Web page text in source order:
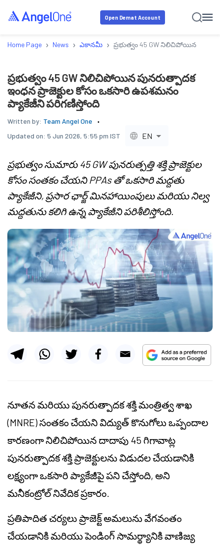
Open Demat Account
Home Page › News › ఎకానమీ › ప్రభుత్వం 45 GW నిలిచిపోయిన
ప్రభుత్వం 45 GW నిలిచిపోయిన పునరుత్పాదక
ఇంధన ప్రాజెక్టుల కోసం ఒకసారి ఉపశమనం
ప్యాకేజీని పరిగణిస్తోంది
Written by: Team Angel One
Updated on: 5 Jun 2026, 5:55 pm IST EN
ప్రభుత్వం సుమారు 45 GW పునరుత్పత్తి శక్తి ప్రాజెక్టుల
కోసం సంతకం చేయని PPAs తో ఒకసారి మద్దతు
ప్యాకేజీని, ప్రసార ఛార్జ్ మినహాయింపులు మరియు నిల్వ
మద్దతును కలిగి ఉన్న ప్యాకేజీని పరిశీలిస్తోంది.
నూతన మరియు పునరుత్పాదక శక్తి మంత్రిత్వ శాఖ
(MNRE) సంతకం చేయని విద్యుత్ కొనుగోలు ఒప్పందాల
కారణంగా నిలిచిపోయిన దాదాపు 45 గిగావాట్ల
పునరుత్పాదక శక్తి ప్రాజెక్టులను విడుదల చేయడానికి
లక్ష్యంగా ఒకసారి ప్యాకేజీపై పని చేస్తోంది, అని
మనీకంట్రోల్ నివేదిక ప్రకారం.
ప్రతిపాదిత చర్యలు ప్రాజెక్ట్ అమలును వేగవంతం
చేయడానికి మరియు పెండింగ్ సామర్థ్యానికి వాణిజ్య